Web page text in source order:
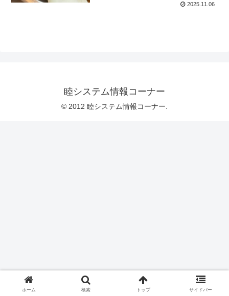
2025.11.06
睦システム情報コーナー
© 2012 睦システム情報コーナー.
ホーム 検索 トップ サイドバー